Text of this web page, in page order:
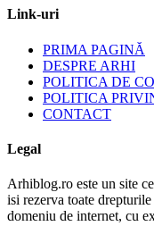
Link-uri
PRIMA PAGINĂ
DESPRE ARHI
POLITICA DE
POLITICA
CONTACT
Legal
Arhiblog.ro este un site
isi rezerva toate
domeniu de internet, cu